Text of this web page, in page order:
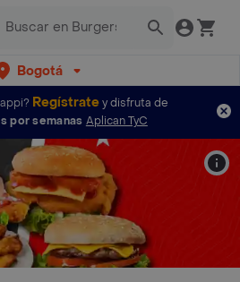
Bogotá
Regístratey disfruta de
por semanas Aplican TyC